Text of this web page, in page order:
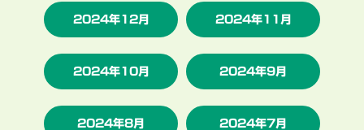
2024年12月 2024年11月
2024年10月 2024年9月
2024年8月 2024年7月